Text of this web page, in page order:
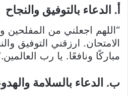
أ. الدعاء بالتوفيق والنجاح
“اللهم اجعلني من المفلحين
الامتحان. ارزقني التوفيق
مباركًا ونافعًا. يا رب
ب. الدعاء بالسلامة